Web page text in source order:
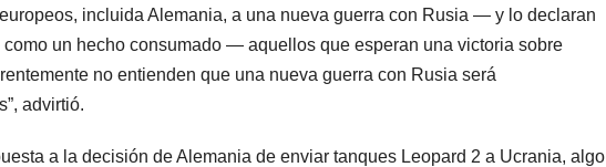
incluida Alemania, a una nueva guerra con Rusia — y lo declaran
un hecho consumado — aquellos que esperan una victoria sobre
no entienden que una nueva guerra con Rusia será
advirtió.
a la decisión de Alemania de enviar tanques Leopard 2 a Ucrania, algo